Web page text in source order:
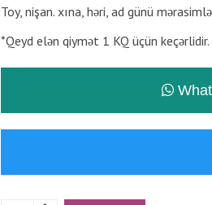
Toy, nişan. xına, həri, ad günü
*Qeyd elən qiymət 1 KQ üçün keçərlidir.